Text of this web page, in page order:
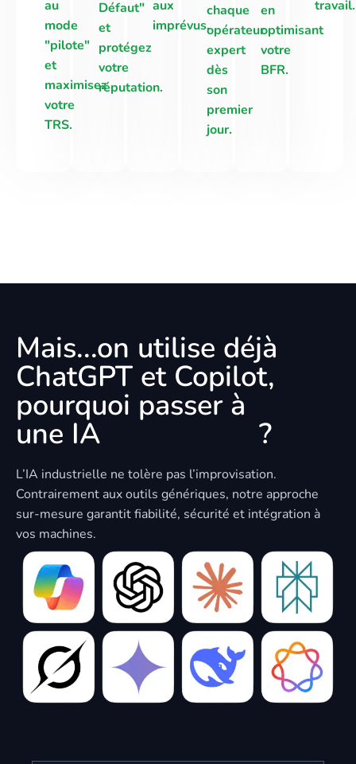
au
mode
"pilote"
et
maximisez
votre
TRS.
Défaut"
et
protégez
votre
réputation.
aux
imprévus.
chaque
opérateur
expert
dès
son
premier
jour.
en
optimisant
votre
BFR.
travail.
Mais...on utilise déjà
ChatGPT et Copilot,
pourquoi passer à
une IA ?
L’IA industrielle ne tolère pas l’improvisation.
Contrairement aux outils génériques, notre approche
sur-mesure garantit fiabilité, sécurité et intégration à
vos machines.